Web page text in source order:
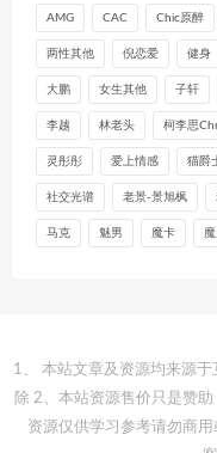
AMG CAC Chic原醉
两性其他 倪恋爱 健身
大鹏 女生其他 子轩
李越 林老头 柯李思
灵彤彤 爱上情感 猫爵
社交光谱 老景-景旭枫
马克 魅男 魔卡
1、 本站文章及资源均来源
除 2、本站资源售价只是赞
资源仅供学习参考请勿商